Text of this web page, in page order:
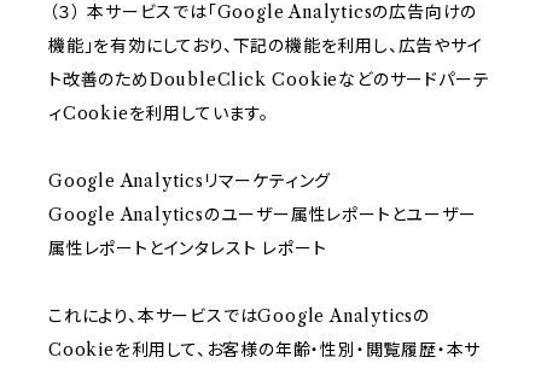
（３） 本サービスでは「Google Analyticsの広告向けの
機能」を有効にしており、下記の機能を利用し、広告やサイ
ト改善のためDoubleClick Cookieなどのサードパーテ
ィCookieを利用しています。
Google Analyticsリマーケティング
Google Analyticsのユーザー属性レポートとユーザー
属性レポートとインタレスト レポート
これにより、本サービスではGoogle Analyticsの
Cookieを利用して、お客様の年齢・性別・閲覧履歴・本サ